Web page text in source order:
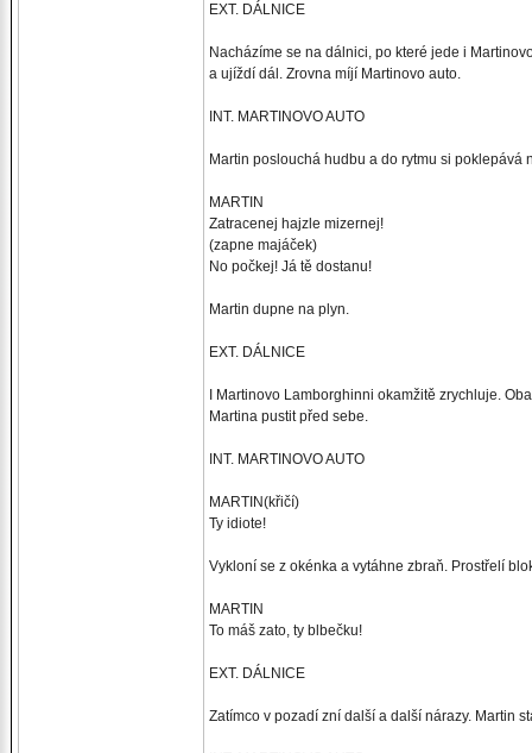
EXT. DÁLNICE
Nacházíme se na dálnici, po které jede i
a ujíždí dál. Zrovna míjí Martinovo auto.
INT. MARTINOVO AUTO
Martin poslouchá hudbu a do rytmu si
MARTIN
Zatracenej hajzle mizernej!
(zapne majáček)
No počkej! Já tě dostanu!
Martin dupne na plyn.
EXT. DÁLNICE
I Martinovo Lamborghinni okamžitě zrychluje.
Martina pustit před sebe.
INT. MARTINOVO AUTO
MARTIN(křičí)
Ty idiote!
Vykloní se z okénka a vytáhne zbraň. Prostřelí
MARTIN
To máš zato, ty blbečku!
EXT. DÁLNICE
Zatímco v pozadí zní další a další nárazy. Martin